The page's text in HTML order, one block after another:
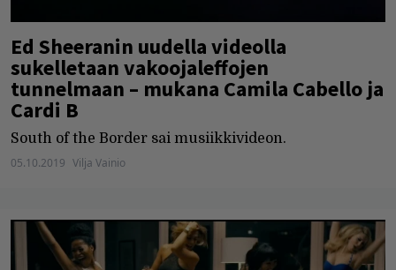
Ed Sheeranin uudella videolla
sukelletaan vakoojaleffojen
tunnelmaan – mukana Camila Cabello ja
Cardi B
South of the Border sai musiikkivideon.
05.10.2019 Vilja Vainio